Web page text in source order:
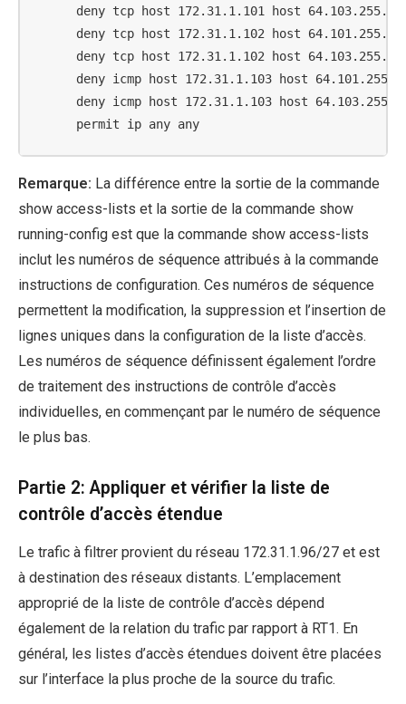
deny tcp host 172.31.1.101 host
deny tcp host 172.31.1.102 host
deny tcp host 172.31.1.102 host
deny icmp host 172.31.1.103 host
deny icmp host 172.31.1.103 host
      permit ip any any
Remarque: La différence entre la sortie de la commande
show access-lists et la sortie de la commande show
running-config est que la commande show access-lists
inclut les numéros de séquence attribués à la commande
instructions de configuration. Ces numéros de séquence
permettent la modification, la suppression et l’insertion de
lignes uniques dans la configuration de la liste d’accès.
Les numéros de séquence définissent également l’ordre
de traitement des instructions de contrôle d’accès
individuelles, en commençant par le numéro de séquence
le plus bas.
Partie 2: Appliquer et vérifier la liste de
contrôle d’accès étendue
Le trafic à filtrer provient du réseau 172.31.1.96/27 et est
à destination des réseaux distants. L’emplacement
approprié de la liste de contrôle d’accès dépend
également de la relation du trafic par rapport à RT1. En
général, les listes d’accès étendues doivent être placées
sur l’interface la plus proche de la source du trafic.